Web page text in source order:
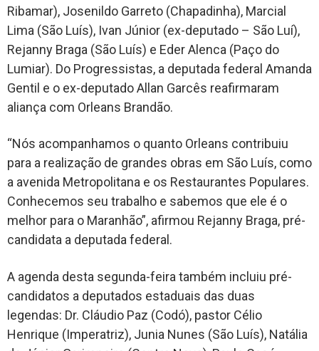
Ribamar), Josenildo Garreto (Chapadinha), Marcial
Lima (São Luís), Ivan Júnior (ex-deputado – São Luí),
Rejanny Braga (São Luís) e Eder Alenca (Paço do
Lumiar). Do Progressistas, a deputada federal Amanda
Gentil e o ex-deputado Allan Garcês reafirmaram
aliança com Orleans Brandão.
“Nós acompanhamos o quanto Orleans contribuiu
para a realização de grandes obras em São Luís, como
a avenida Metropolitana e os Restaurantes Populares.
Conhecemos seu trabalho e sabemos que ele é o
melhor para o Maranhão”, afirmou Rejanny Braga, pré-
candidata a deputada federal.
A agenda desta segunda-feira também incluiu pré-
candidatos a deputados estaduais das duas
legendas: Dr. Cláudio Paz (Codó), pastor Célio
Henrique (Imperatriz), Junia Nunes (São Luís), Natália